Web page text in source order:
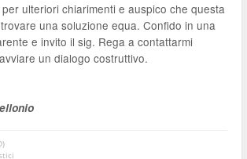
ulteriori chiarimenti e auspico che questa
una soluzione equa. Confido in una
e invito il sig. Rega a contattarmi
un dialogo costruttivo.